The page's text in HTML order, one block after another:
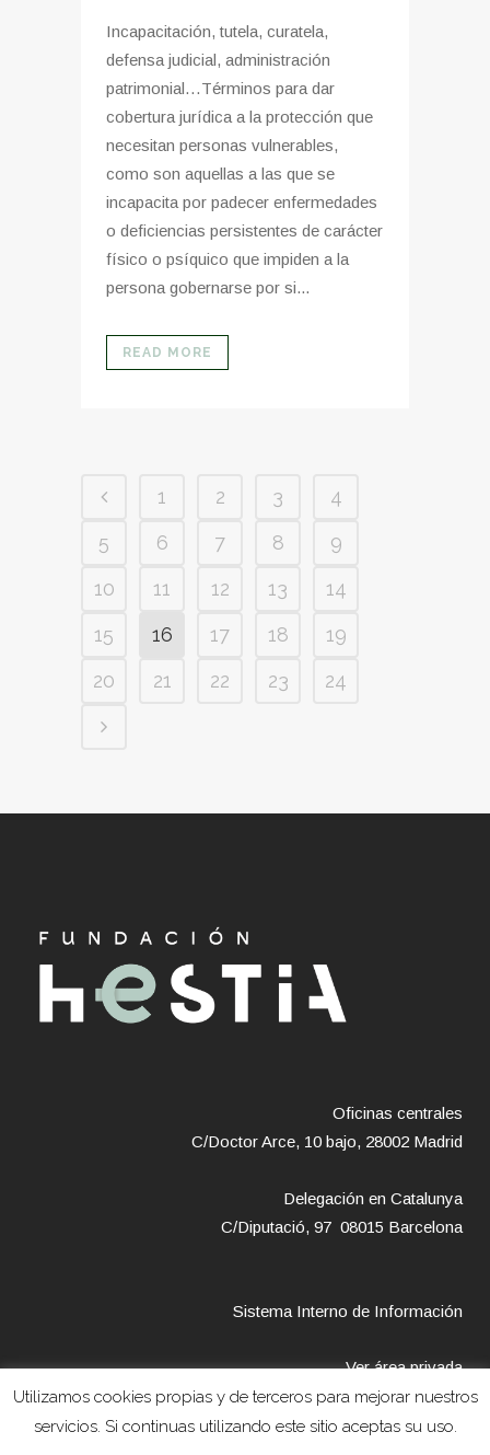
Incapacitación, tutela, curatela,
defensa judicial, administración
patrimonial…Términos para dar
cobertura jurídica a la protección que
necesitan personas vulnerables,
como son aquellas a las que se
incapacita por padecer enfermedades
o deficiencias persistentes de carácter
físico o psíquico que impiden a la
persona gobernarse por si...
READ MORE
1 2 3
4
5
6 7 8
9
10
11 12 13
14
15
16 17 18
19
20
21 22 23 24
Oficinas centrales
C/Doctor Arce, 10 bajo, 28002 Madrid
Delegación en Catalunya
C/Diputació, 97 08015 Barcelona
Sistema Interno de Información
Ver área privada
Utilizamos cookies propias y de terceros para mejorar nuestros
servicios. Si continuas utilizando este sitio aceptas su uso.